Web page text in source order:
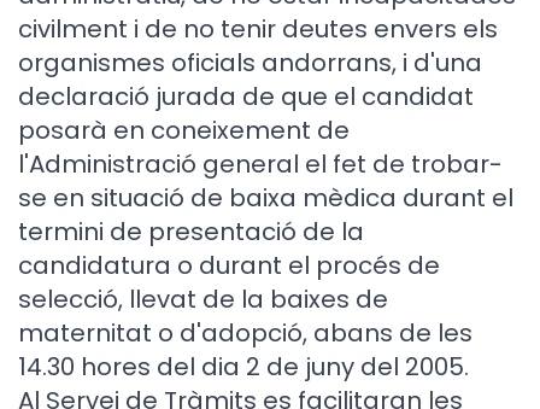
civilment i de no tenir deutes envers els
organismes oficials andorrans, i d'una
declaració jurada de que el candidat
posarà en coneixement de
l'Administració general el fet de trobar-
se en situació de baixa mèdica durant el
termini de presentació de la
candidatura o durant el procés de
selecció, llevat de la baixes de
maternitat o d'adopció, abans de les
14.30 hores del dia 2 de juny del 2005.
Al Servei de Tràmits es facilitaran les